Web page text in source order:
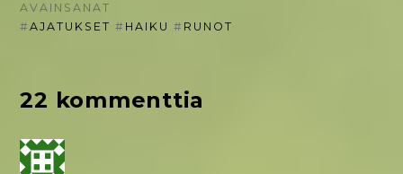
AVAINSANAT
#AJATUKSET # HAIKU # RUNOT
22 kommenttia